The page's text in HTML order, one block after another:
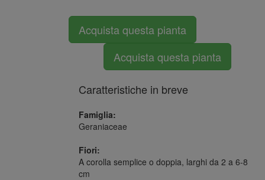
Acquista questa pianta
Acquista questa pianta
Caratteristiche in breve
Famiglia:
Geraniaceae
Fiori:
A corolla semplice o doppia, larghi da 2 a 6-8
cm